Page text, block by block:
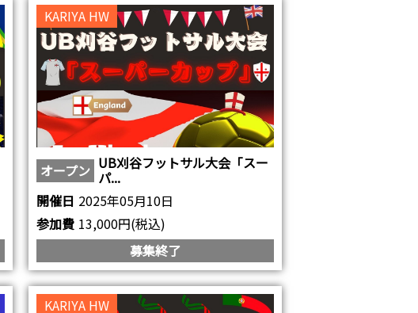
KARIYA HW
オープン UB刈谷フットサル大会「スー
パ...
開催日 2025年05月10日
参加費 13,000円(税込)
募集終了
KARIYA HW